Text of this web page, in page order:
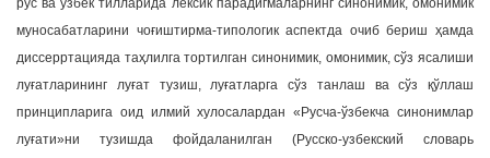
рус ва ўзбек тилларида лексик парадигмаларнинг синонимик, омонимик
муносабатларини чоғиштирма-типологик аспектда очиб бериш ҳамда
диссерртацияда таҳлилга тортилган синонимик, омонимик, сўз ясалиши
луғатларининг луғат тузиш, луғатларга сўз танлаш ва сўз қўллаш
принципларига оид илмий хулосалардан «Русча-ўзбекча синонимлар
луғати»ни тузишда фойдаланилган (Русско-узбекский словарь